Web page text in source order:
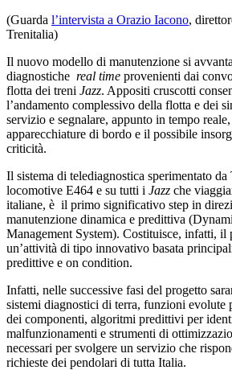
(Guarda l’intervista a Orazio Iacono,
Trenitalia)
Il nuovo modello di manutenzione si
diagnostiche real time provenienti dai
flotta dei treni Jazz. Appositi cruscotti
l’andamento complessivo della flotta e dei
servizio e segnalare, appunto in tempo
apparecchiature di bordo e il possibile
criticità.
Il sistema di telediagnostica sperimentato
locomotive E464 e su tutti i Jazz che
italiane, è il primo significativo step in
manutenzione dinamica e predittiva
Management System). Costituisce, infatti, il
un’attività di tipo innovativo basata
predittive e on condition.
Infatti, nelle successive fasi del progetto
sistemi diagnostici di terra, funzioni evolute
dei componenti, algoritmi predittivi per
malfunzionamenti e strumenti di
necessari per svolgere un servizio che
richieste dei pendolari di tutta Italia.